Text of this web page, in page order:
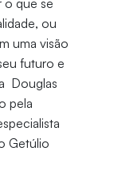
ou
uma visão
futuro e
Douglas
pela
Getúlio